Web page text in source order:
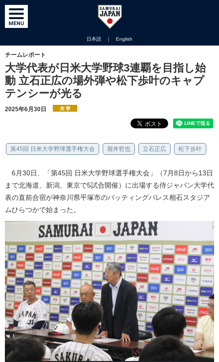
日本語 ｜ English
チームレポート
大学代表が日米大学野球3連覇を目指し始
動 立石正広の場外弾や松下歩叶のキャプ
テンシーが光る
2025年6月30日
第45回 日米大学野球選手権大会 堀井哲也 立石正広 松下歩叶
6月30日、「第45回 日米大学野球選手権大会」（7月8日から13日
まで北海道、新潟、東京で5試合開催）に出場する侍ジャパン大学代
表の直前合宿が神奈川県平塚市のバッティングパレス相石スタジア
ムひらつかで始まった。